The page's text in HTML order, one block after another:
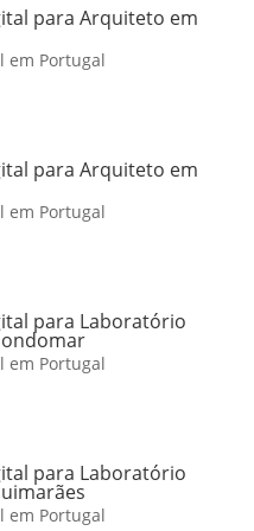
para Arquiteto em
em Portugal
para Arquiteto em
em Portugal
para Laboratório
em Portugal
para Laboratório
em Portugal